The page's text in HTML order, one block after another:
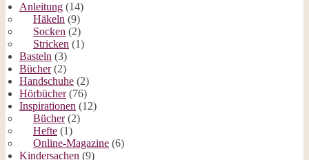
Anleitung (14)
Häkeln (9)
Socken (2)
Stricken (1)
Basteln (3)
Bücher(2)
Handschuhe (2)
Hörbücher(76)
Inspirationen (12)
Bücher(2)
Hefte (1)
Online-Magazine (6)
Kindersachen (9)